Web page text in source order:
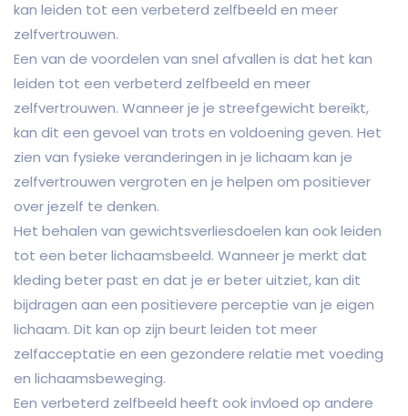
kan leiden tot een verbeterd zelfbeeld en meer
zelfvertrouwen.
Een van de voordelen van snel afvallen is dat het kan
leiden tot een verbeterd zelfbeeld en meer
zelfvertrouwen. Wanneer je je streefgewicht bereikt,
kan dit een gevoel van trots en voldoening geven. Het
zien van fysieke veranderingen in je lichaam kan je
zelfvertrouwen vergroten en je helpen om positiever
over jezelf te denken.
Het behalen van gewichtsverliesdoelen kan ook leiden
tot een beter lichaamsbeeld. Wanneer je merkt dat
kleding beter past en dat je er beter uitziet, kan dit
bijdragen aan een positievere perceptie van je eigen
lichaam. Dit kan op zijn beurt leiden tot meer
zelfacceptatie en een gezondere relatie met voeding
en lichaamsbeweging.
Een verbeterd zelfbeeld heeft ook invloed op andere